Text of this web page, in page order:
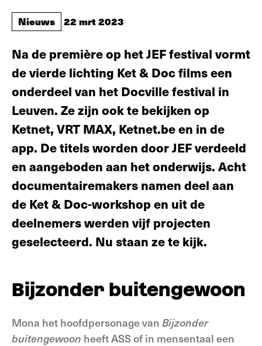
Nieuws 22 mrt 2023
Na de première op het JEF festival vormt
de vierde lichting Ket & Doc films een
onderdeel van het Docville festival in
Leuven. Ze zijn ook te bekijken op
Ketnet, VRT MAX, Ketnet.be en in de
app. De titels worden door JEF verdeeld
en aangeboden aan het onderwijs. Acht
documentairemakers namen deel aan
de Ket & Doc-workshop en uit de
deelnemers werden vijf projecten
geselecteerd. Nu staan ze te kijk.
Bijzonder buitengewoon
Mona het hoofdpersonage van Bijzonder
buitengewoon heeft ASS of in mensentaal een